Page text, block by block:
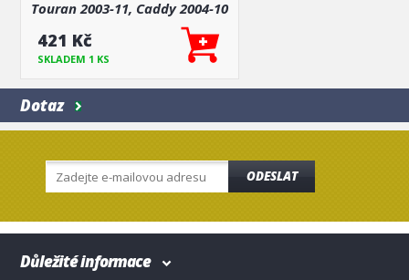
Touran 2003-11, Caddy 2004-10
421 Kč
SKLADEM 1 KS
Dotaz
ODESLAT
Důležité informace